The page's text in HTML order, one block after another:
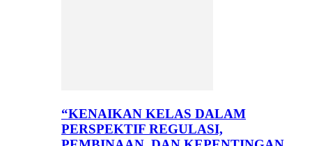
“KENAIKAN KELAS DALAM
PERSPEKTIF REGULASI,